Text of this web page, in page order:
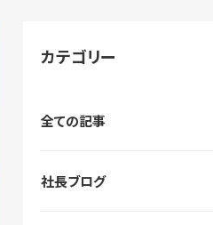
カテゴリー
全ての記事
社長ブログ